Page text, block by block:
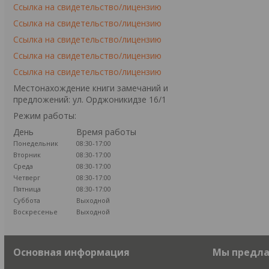
Ссылка на свидетельство/лицензию
Ссылка на свидетельство/лицензию
Ссылка на свидетельство/лицензию
Ссылка на свидетельство/лицензию
Ссылка на свидетельство/лицензию
Местонахождение книги замечаний и
предложений: ул. Орджоникидзе 16/1
Режим работы:
День
Время работы
Понедельник
08:30-17:00
Вторник
08:30-17:00
Среда
08:30-17:00
Четверг
08:30-17:00
Пятница
08:30-17:00
Суббота
Выходной
Воскресенье
Выходной
Основная информация Мы